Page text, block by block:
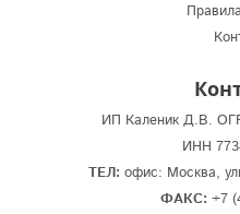
ИП Каленик Д.В.
ИНН
ТЕЛ: офис: Москва,
ФАКС: +7